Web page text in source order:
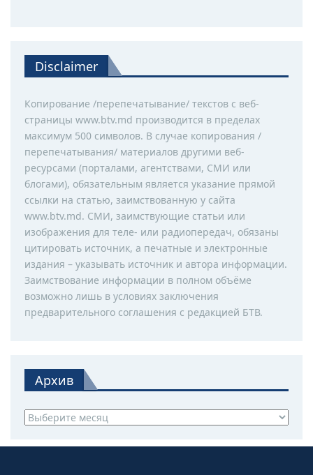
Disclaimer
Копирование /перепечатывание/ текстов с веб-
страницы www.btv.md производится в пределах
максимум 500 символов. В случае копирования /
перепечатывания/ материалов другими веб-
ресурсами (порталами, агентствами, СМИ или
блогами), обязательным является указание прямой
ссылки на статью, заимствованную у сайта
www.btv.md. СМИ, заимствующие статьи или
изображения для теле- или радиопередач, обязаны
цитировать источник, а печатные и электронные
издания – указывать источник и автора информации.
Заимствование информации в полном объёме
возможно лишь в условиях заключения
предварительного соглашения с редакцией БТВ.
Архив
Архив